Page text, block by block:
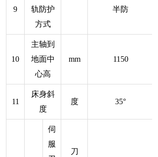
9
轨防护
方式
半防
10
主轴到
地面中
心高
mm 1150
11
床身斜
度
度 35°
伺
服
刀